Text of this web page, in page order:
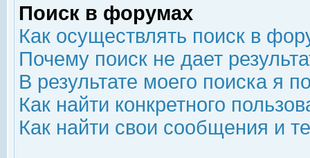
Поиск в форумах
Как осуществлять поиск в
Почему поиск не дает
В результате моего поиска я
Как найти конкретного
Как найти свои сообщения и